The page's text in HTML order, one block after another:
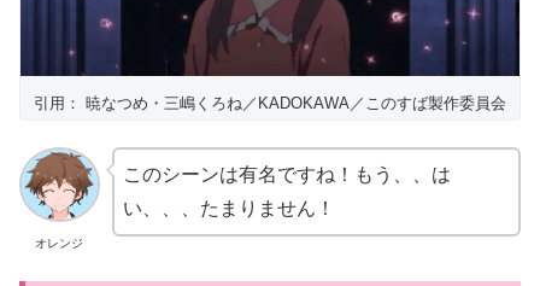
引用： 暁なつめ・三嶋くろね／KADOKAWA／このすば製作委員会
オレンジ
このシーンは有名ですね！もう、、は
い、、、たまりません！